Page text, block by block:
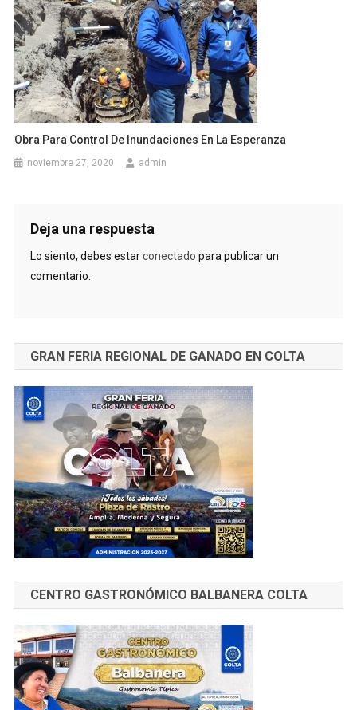
Obra Para Control De Inundaciones En La Esperanza
noviembre 27, 2020 admin
Deja una respuesta
Lo siento, debes estarconectado para publicar un
comentario.
GRAN FERIA REGIONAL DE GANADO EN COLTA
CENTRO GASTRONÓMICO BALBANERA COLTA